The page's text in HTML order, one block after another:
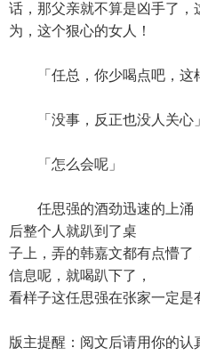
话，那父亲就不算是凶手了
为，这个狠心的女人！
「任总，你少喝点吧，这
「没事，反正也没人关心」
「怎么会呢」
任思强的酒劲迅速的上涌
后整个人就趴到了桌
子上，弄的韩嘉文都有点懵了
信息呢，就喝趴下了，
看样子这任思强在张家一定是
版主提醒：阅文后请用你的